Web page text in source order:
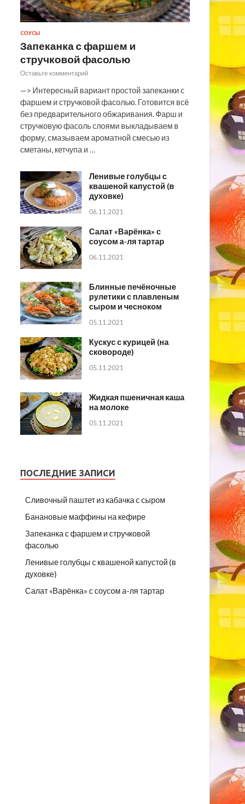
СОУСЫ
Запеканка с фаршем и
стручковой фасолью
Оставьте комментарий
—> Интересный вариант простой запеканки с
фаршем и стручковой фасолью. Готовится всё
без предварительного обжаривания. Фарш и
стручковую фасоль слоями выкладываем в
форму, смазываем ароматной смесью из
сметаны, кетчупа и …
Ленивые голубцы с
квашеной капустой (в
духовке)
06.11.2021
Салат «Варёнка» с
соусом а-ля тартар
06.11.2021
Блинные печёночные
рулетики с плавленым
сыром и чесноком
05.11.2021
Кускус с курицей (на
сковороде)
05.11.2021
Жидкая пшеничная каша
на молоке
05.11.2021
ПОСЛЕДНИЕ ЗАПИСИ
Сливочный паштет из кабачка с сыром
Банановые маффины на кефире
Запеканка с фаршем и стручковой
фасолью
Ленивые голубцы с квашеной капустой (в
духовке)
Салат «Варёнка» с соусом а-ля тартар